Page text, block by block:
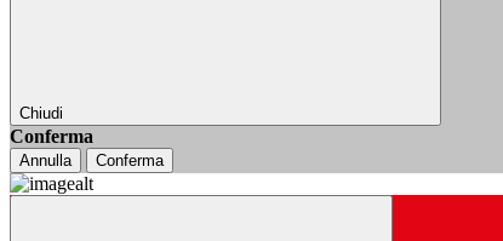
Chiudi
Conferma
Annulla Conferma